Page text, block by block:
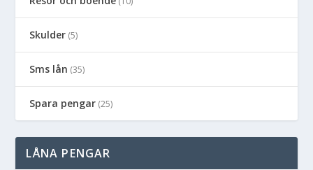
Skulder (5)
Sms lån (35)
Spara pengar (25)
LÅNA PENGAR